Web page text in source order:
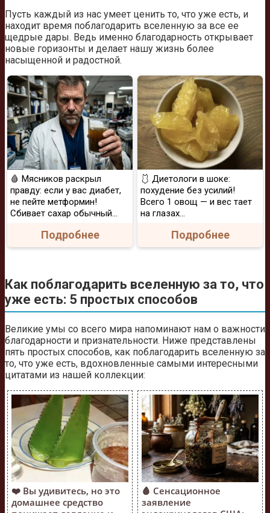
Пусть каждый из нас умеет ценить то, что уже есть, и
находит время поблагодарить вселенную за все ее
щедрые дары. Ведь именно благодарность открывает
новые горизонты и делает нашу жизнь более
насыщенной и радостной.
🩸 Мясников раскрыл
правду: если у вас диабет,
не пейте метформин!
Сбивает сахар обычный...
Подробнее
🩱 Диетологи в шоке:
похудение без усилий!
Всего 1 овощ — и вес тает
на глазах…
Подробнее
Как поблагодарить вселенную за то, что
уже есть: 5 простых способов
Великие умы со всего мира напоминают нам о важности
благодарности и признательности. Ниже представлены
пять простых способов, как поблагодарить вселенную за
то, что уже есть, вдохновленные самыми интересными
цитатами из нашей коллекции:
❤️ Вы удивитесь, но это
домашнее средство
🩸 Сенсационное
заявление